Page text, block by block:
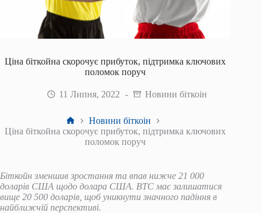
Ціна біткойна скорочує прибуток, підтримка ключових
поломок поруч
11 Липня, 2022 Новини біткоін
Головна
Новини біткоін
Ціна біткойна скорочує прибуток, підтримка ключових
поломок поруч
Біткойн зменшив зростання та впав нижче 21 000
доларів США щодо долара США. BTC має залишатися
вище 20 500 доларів, щоб уникнути значного падіння в
найближчій перспективі.